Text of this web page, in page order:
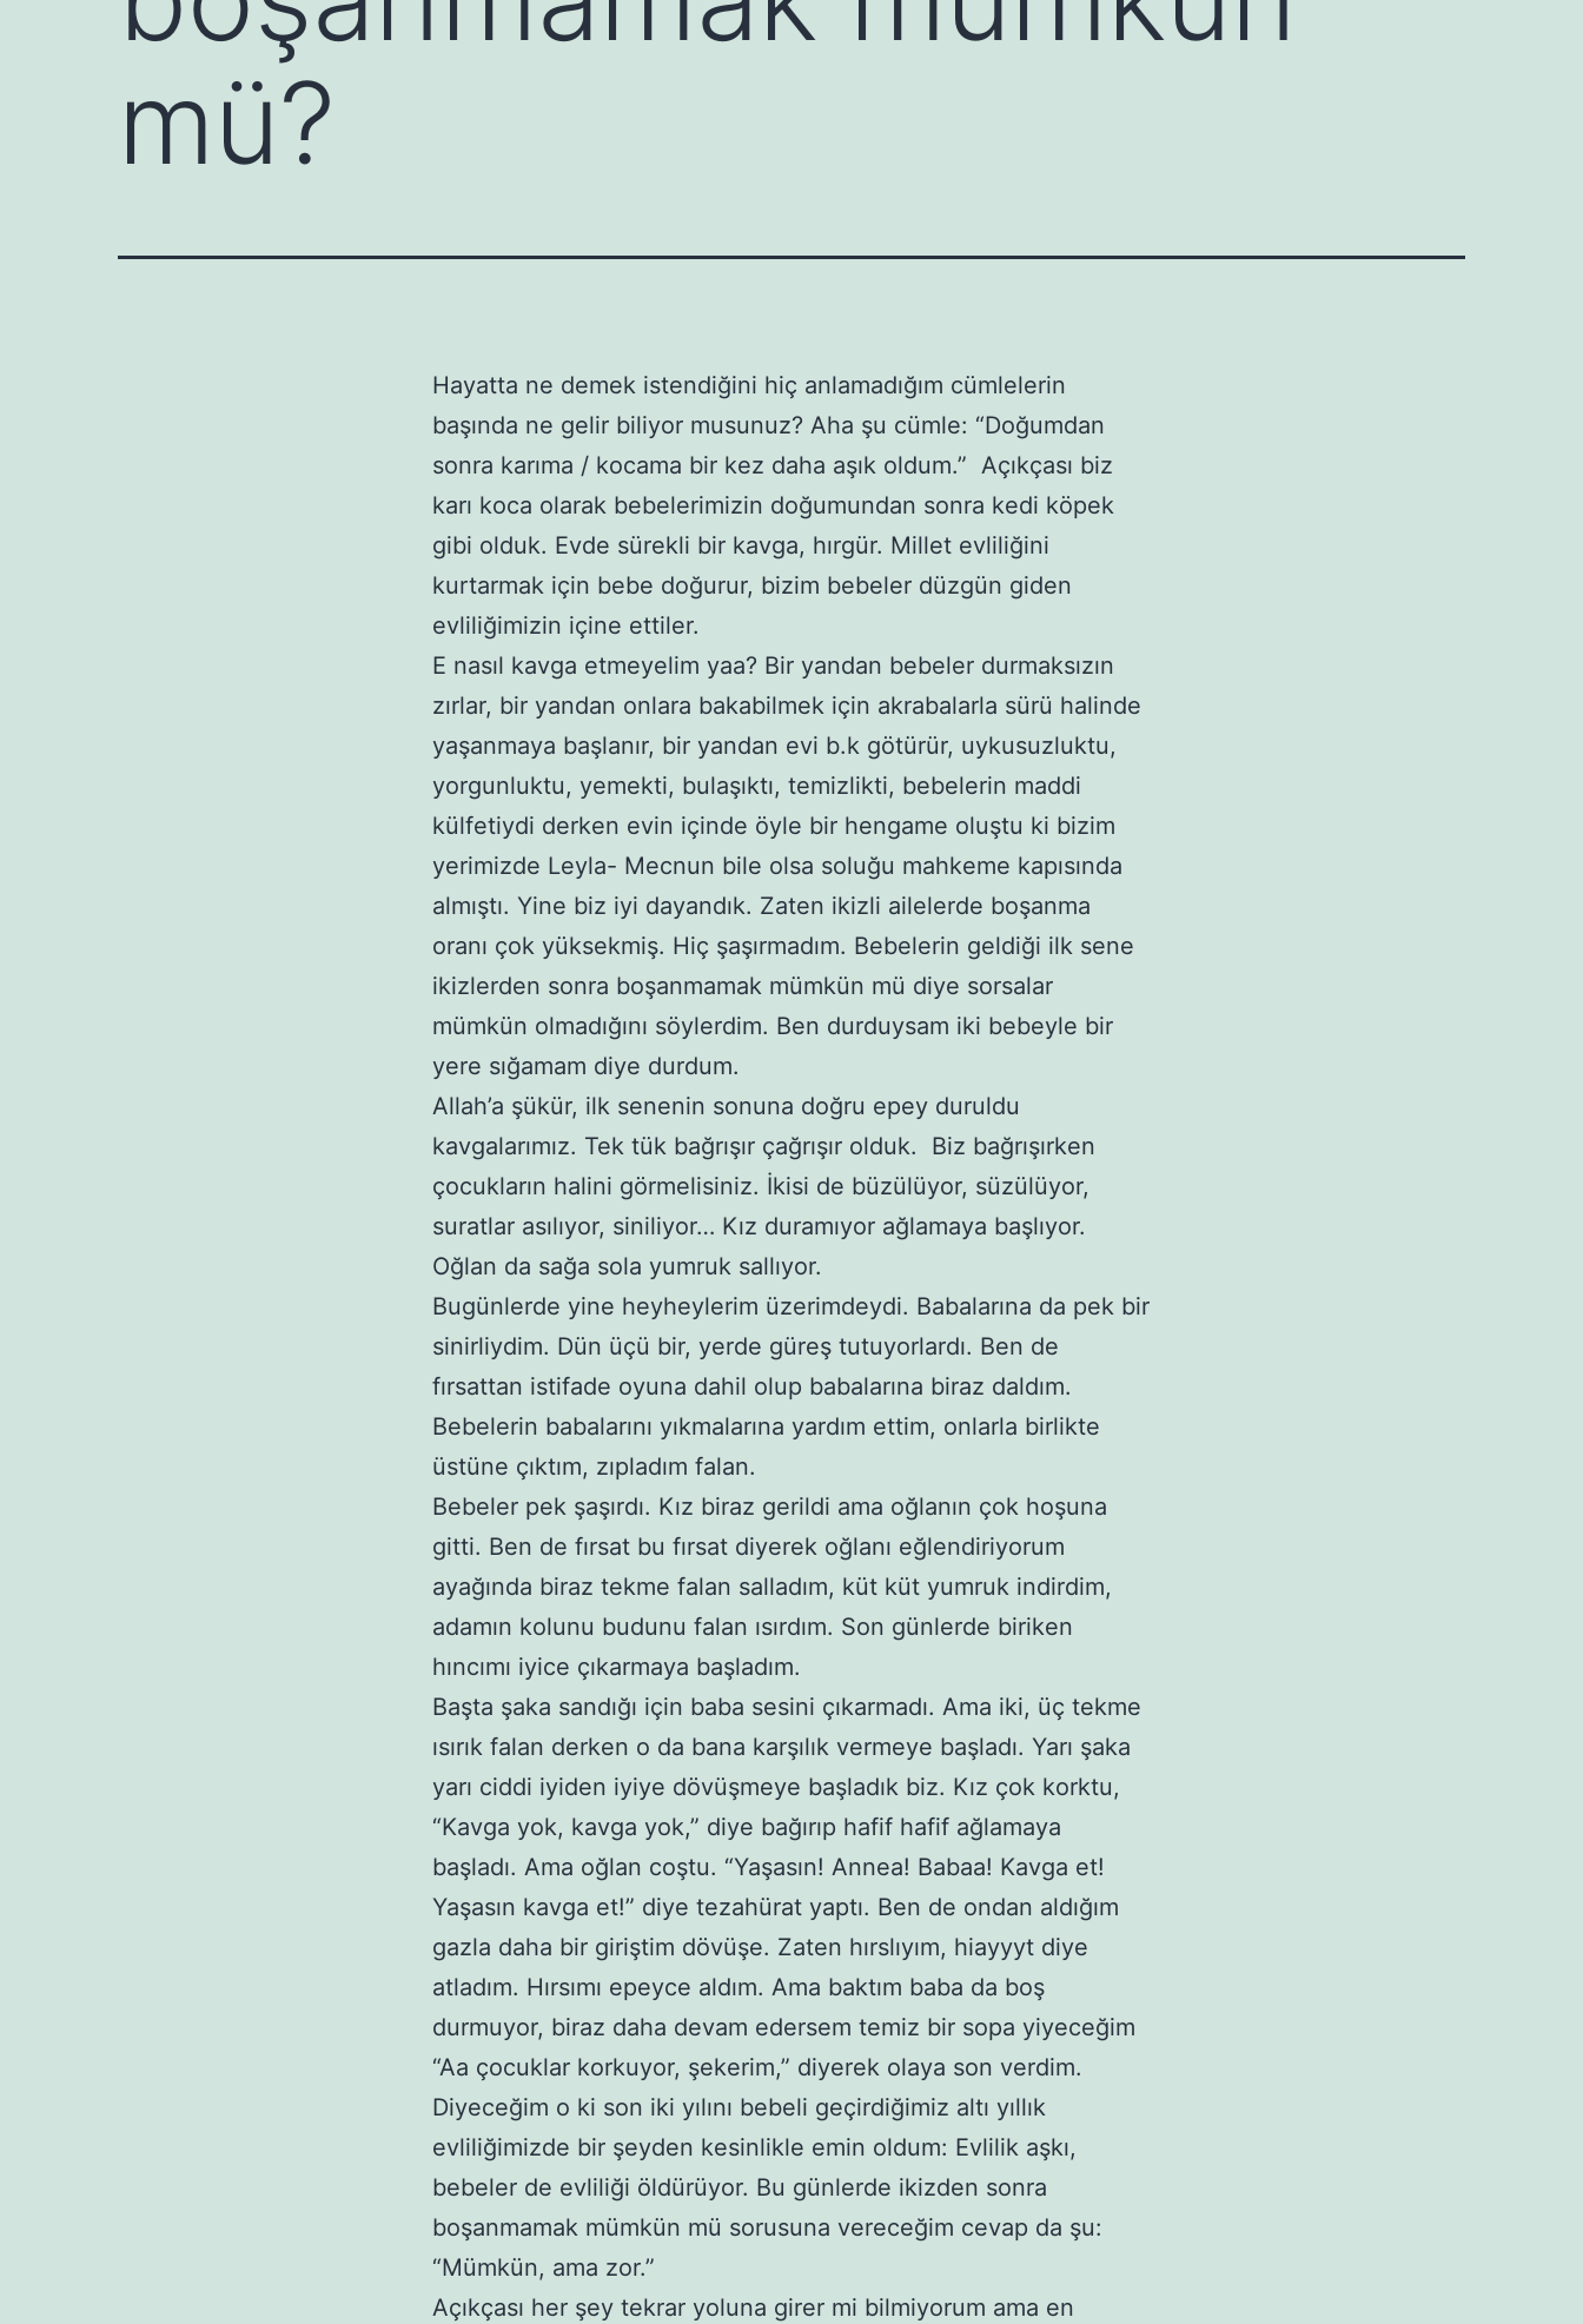
mü?
Hayatta ne demek istendiğini hiç anlamadığım cümlelerin
başında ne gelir biliyor musunuz? Aha şu cümle: “Doğumdan
sonra karıma / kocama bir kez daha aşık oldum.” Açıkçası biz
karı koca olarak bebelerimizin doğumundan sonra kedi köpek
gibi olduk. Evde sürekli bir kavga, hırgür. Millet evliliğini
kurtarmak için bebe doğurur, bizim bebeler düzgün giden
evliliğimizin içine ettiler.
E nasıl kavga etmeyelim yaa? Bir yandan bebeler durmaksızın
zırlar, bir yandan onlara bakabilmek için akrabalarla sürü halinde
yaşanmaya başlanır, bir yandan evi b.k götürür, uykusuzluktu,
yorgunluktu, yemekti, bulaşıktı, temizlikti, bebelerin maddi
külfetiydi derken evin içinde öyle bir hengame oluştu ki bizim
yerimizde Leyla- Mecnun bile olsa soluğu mahkeme kapısında
almıştı. Yine biz iyi dayandık. Zaten ikizli ailelerde boşanma
oranı çok yüksekmiş. Hiç şaşırmadım. Bebelerin geldiği ilk sene
ikizlerden sonra boşanmamak mümkün mü diye sorsalar
mümkün olmadığını söylerdim. Ben durduysam iki bebeyle bir
yere sığamam diye durdum.
Allah’a şükür, ilk senenin sonuna doğru epey duruldu
kavgalarımız. Tek tük bağrışır çağrışır olduk. Biz bağrışırken
çocukların halini görmelisiniz. İkisi de büzülüyor, süzülüyor,
suratlar asılıyor, siniliyor… Kız duramıyor ağlamaya başlıyor.
Oğlan da sağa sola yumruk sallıyor.
Bugünlerde yine heyheylerim üzerimdeydi. Babalarına da pek bir
sinirliydim. Dün üçü bir, yerde güreş tutuyorlardı. Ben de
fırsattan istifade oyuna dahil olup babalarına biraz daldım.
Bebelerin babalarını yıkmalarına yardım ettim, onlarla birlikte
üstüne çıktım, zıpladım falan.
Bebeler pek şaşırdı. Kız biraz gerildi ama oğlanın çok hoşuna
gitti. Ben de fırsat bu fırsat diyerek oğlanı eğlendiriyorum
ayağında biraz tekme falan salladım, küt küt yumruk indirdim,
adamın kolunu budunu falan ısırdım. Son günlerde biriken
hıncımı iyice çıkarmaya başladım.
Başta şaka sandığı için baba sesini çıkarmadı. Ama iki, üç tekme
ısırık falan derken o da bana karşılık vermeye başladı. Yarı şaka
yarı ciddi iyiden iyiye dövüşmeye başladık biz. Kız çok korktu,
“Kavga yok, kavga yok,” diye bağırıp hafif hafif ağlamaya
başladı. Ama oğlan coştu. “Yaşasın! Annea! Babaa! Kavga et!
Yaşasın kavga et!” diye tezahürat yaptı. Ben de ondan aldığım
gazla daha bir giriştim dövüşe. Zaten hırslıyım, hiayyyt diye
atladım. Hırsımı epeyce aldım. Ama baktım baba da boş
durmuyor, biraz daha devam edersem temiz bir sopa yiyeceğim
“Aa çocuklar korkuyor, şekerim,” diyerek olaya son verdim.
Diyeceğim o ki son iki yılını bebeli geçirdiğimiz altı yıllık
evliliğimizde bir şeyden kesinlikle emin oldum: Evlilik aşkı,
bebeler de evliliği öldürüyor. Bu günlerde ikizden sonra
boşanmamak mümkün mü sorusuna vereceğim cevap da şu:
“Mümkün, ama zor.”
Açıkçası her şey tekrar yoluna girer mi bilmiyorum ama en